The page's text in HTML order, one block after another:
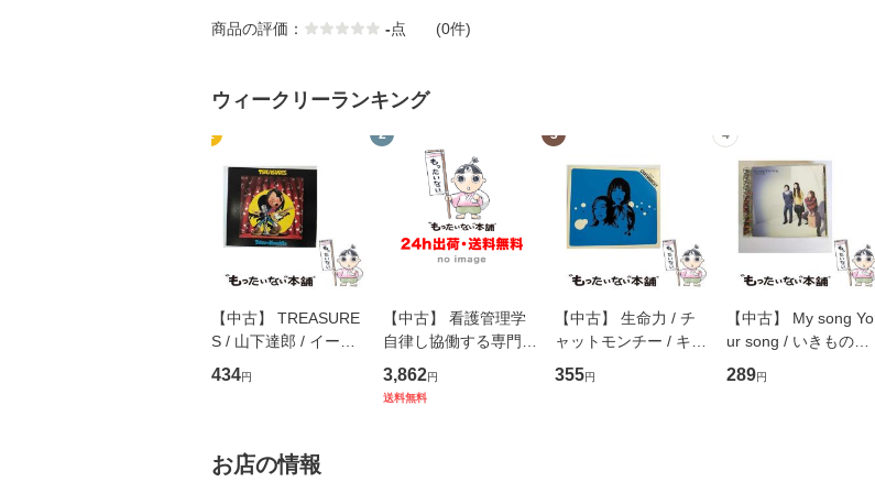
商品の評価： -点 (0件)
ウィークリーランキング
1
【中古】 TREASURE
S / 山下達郎 / イース
トウエスト・ジャパン
[CD]【メール便送料無
434円
2
【中古】 看護管理学
自律し協働する専門職
の看護マネジメントス
キル 改訂第3版 (看護
3,862円
送料無料
3
【中古】 生命力 / チ
ャットモンチー / キュ
ーンレコード [CD]
【メール便送料無料】
355円
4
【中古】 My song Yo
ur song / いきものが
かり / [CD]【メール便
送料無料】
289円
お店の情報